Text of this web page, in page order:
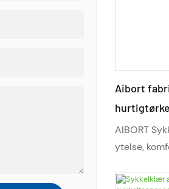
Aibort
termisk
AIBORT
ytelse,